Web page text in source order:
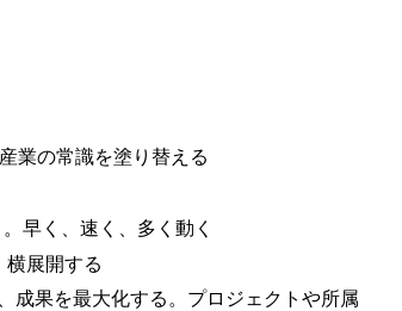
業の常識を塗り替える
早く、速く、多く動く
横展開する
成果を最大化する。プロジェクトや所属